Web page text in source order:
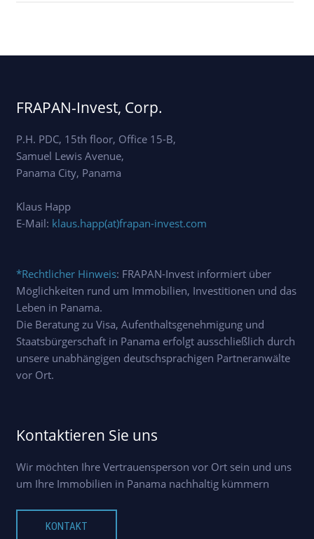
FRAPAN-Invest, Corp.
P.H. PDC, 15th floor, Office 15-B,
Samuel Lewis Avenue,
Panama City, Panama
Klaus Happ
E-Mail: klaus.happ(at)frapan-invest.com
*Rechtlicher Hinweis: FRAPAN-Invest informiert über
Möglichkeiten rund um Immobilien, Investitionen und das
Leben in Panama.
Die Beratung zu Visa, Aufenthaltsgenehmigung und
Staatsbürgerschaft in Panama erfolgt ausschließlich durch
unsere unabhängigen deutschsprachigen Partneranwälte
vor Ort.
Kontaktieren Sie uns
Wir möchten Ihre Vertrauensperson vor Ort sein und uns
um Ihre Immobilien in Panama nachhaltig kümmern
KONTAKT